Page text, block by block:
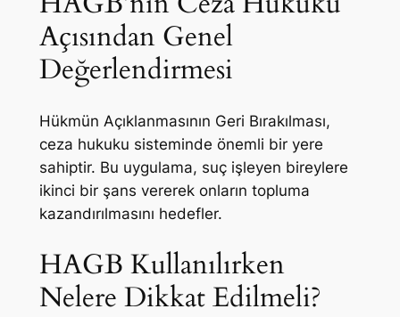
Açısından Genel
Değerlendirmesi
Hükmün Açıklanmasının Geri Bırakılması,
ceza hukuku sisteminde önemli bir yere
sahiptir. Bu uygulama, suç işleyen bireylere
ikinci bir şans vererek onların topluma
kazandırılmasını hedefler.
HAGB Kullanılırken
Nelere Dikkat Edilmeli?